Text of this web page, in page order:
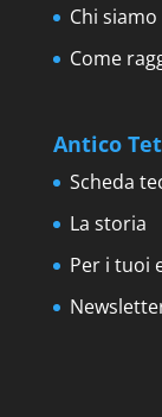
Chi siamo
Come
Antico
Scheda
La storia
Per i tuoi